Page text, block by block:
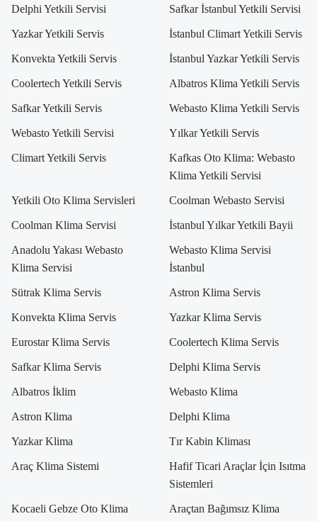
Delphi Yetkili Servisi Safkar İstanbul Yetkili Servisi
Yazkar Yetkili Servis İstanbul Climart Yetkili Servis
Konvekta Yetkili Servis İstanbul Yazkar Yetkili Servis
Coolertech Yetkili Servis Albatros Klima Yetkili Servis
Safkar Yetkili Servis Webasto Klima Yetkili Servis
Webasto Yetkili Servisi Yılkar Yetkili Servis
Climart Yetkili Servis
Kafkas Oto Klima: Webasto
Klima Yetkili Servisi
Yetkili Oto Klima Servisleri Coolman Webasto Servisi
Coolman Klima Servisi İstanbul Yılkar Yetkili Bayii
Anadolu Yakası Webasto
Klima Servisi
Webasto Klima Servisi
İstanbul
Sütrak Klima Servis Astron Klima Servis
Konvekta Klima Servis Yazkar Klima Servis
Eurostar Klima Servis Coolertech Klima Servis
Safkar Klima Servis Delphi Klima Servis
Albatros İklim Webasto Klima
Astron Klima Delphi Klima
Yazkar Klima Tır Kabin Kliması
Araç Klima Sistemi
Hafif Ticari Araçlar İçin Isıtma
Sistemleri
Kocaeli Gebze Oto Klima Araçtan Bağımsız Klima